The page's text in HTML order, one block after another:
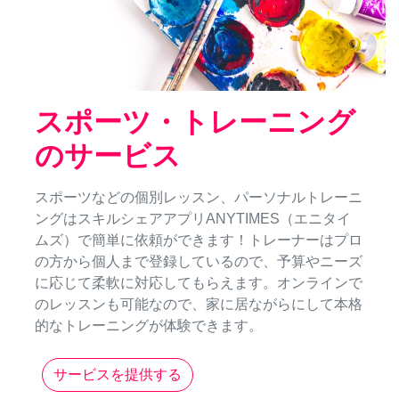
スポーツ・トレーニング
のサービス
スポーツなどの個別レッスン、パーソナルトレーニ
ングはスキルシェアアプリANYTIMES（エニタイ
ムズ）で簡単に依頼ができます！トレーナーはプロ
の方から個人まで登録しているので、予算やニーズ
に応じて柔軟に対応してもらえます。オンラインで
のレッスンも可能なので、家に居ながらにして本格
的なトレーニングが体験できます。
サービスを提供する